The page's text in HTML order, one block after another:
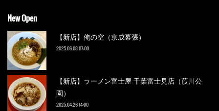
New Open
【新店】俺の空（京成幕張）
2025.06.08 07:00
【新店】ラーメン富士屋 千葉富士見店（葭川公
園）
2025.04.26 14:00